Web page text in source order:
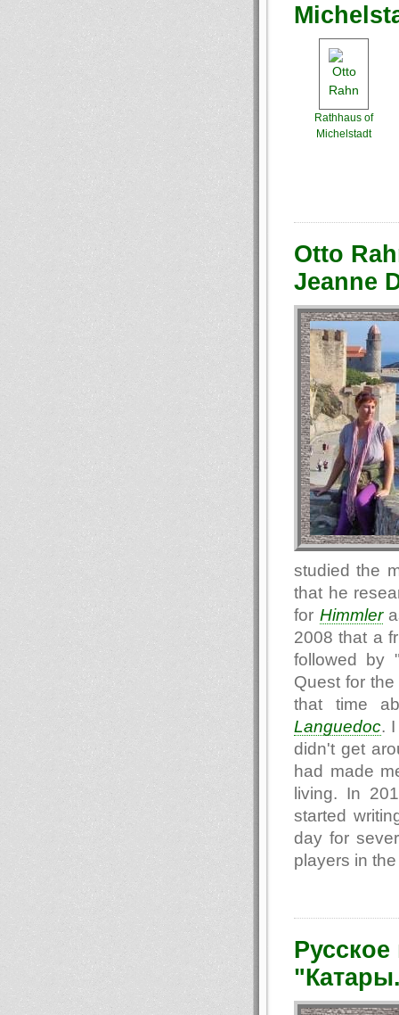
Rathhaus of
Michelstadt
Otto
Jeanne
studied the
that he
for Himmler
2008 that a
followed by
Quest for
that time
Languedoc.
didn't get
had made
living. In
started
day for
players in